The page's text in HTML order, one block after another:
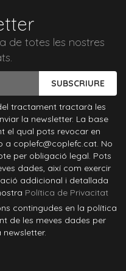
de totes les nostres
SUBSCRIURE
tractament tractarà les
la newsletter. La base
el qual pots revocar en
a coplefc@coplefc.cat. No
per obligació legal. Pots
dades, així com exercir
addicional i detallada
Política de Privacitat
contingudes en la política
de les meves dades per
newsletter.